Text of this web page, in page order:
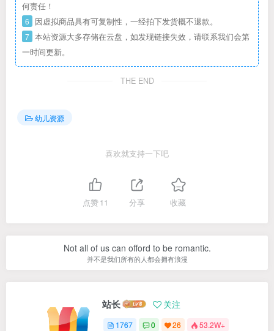
何责任！
6 因虚拟商品具有可复制性，一经拍下发货概不退款。
7 本站资源大多存储在云盘，如发现链接失效，请联系我们会第
一时间更新。
THE END
幼儿资源
喜欢就支持一下吧
点赞11 分享 收藏
Not all of us can offord to be romantic.
并不是我们所有的人都会拥有浪漫
站长 关注
1767 0 26 53.2W+